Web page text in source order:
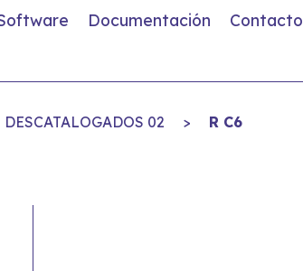
Documentación Contacto
DESCATALOGADOS 02 > R C6